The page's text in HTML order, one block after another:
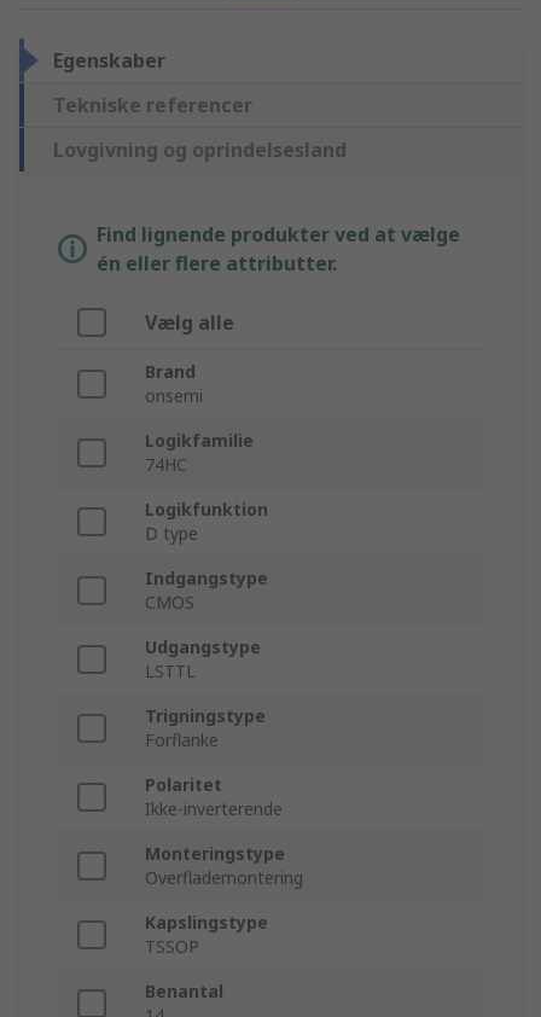
Egenskaber
Tekniske referencer
Lovgivning og oprindelsesland
Find lignende produkter ved at vælge
én eller flere attributter.
Vælg alle
Brand
onsemi
Logikfamilie
74HC
Logikfunktion
D type
Indgangstype
CMOS
Udgangstype
LSTTL
Trigningstype
Forflanke
Polaritet
Ikke-inverterende
Monteringstype
Overflademontering
Kapslingstype
TSSOP
Benantal